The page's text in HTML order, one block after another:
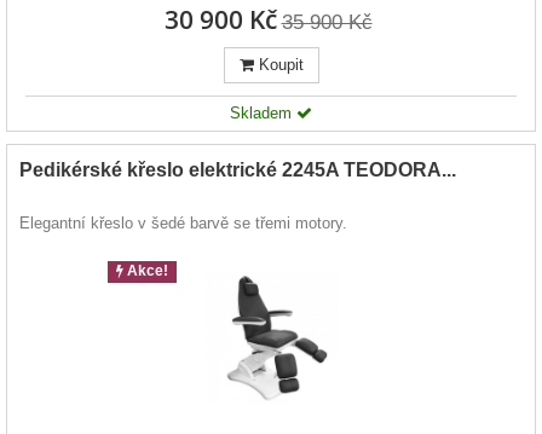
30 900 Kč 35 900 Kč
Koupit
Skladem
Pedikérské křeslo elektrické 2245A TEODORA...
Elegantní křeslo v šedé barvě se třemi motory.
Akce!